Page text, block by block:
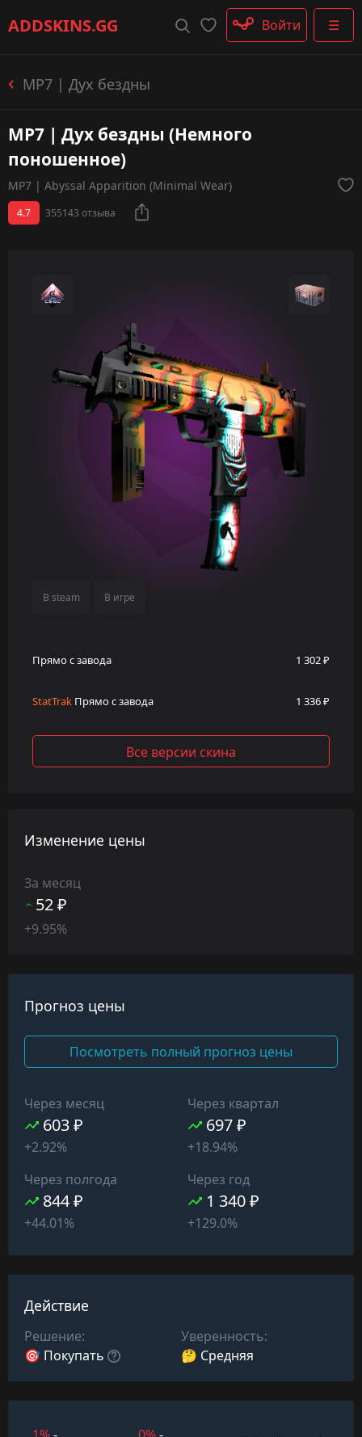
ADDSKINS.GG ☰
Пистолеты-пулемёты
Перчатки
Войти
MP7 | Дух бездны
MP7 | Дух бездны (Немного
поношенное)
MP7 | Abyssal Apparition (Minimal Wear)
4.7 355143 отзыва
В steam В игре
Прямо с завода 1 302 ₽
StatTrak Прямо с завода 1 336 ₽
Все версии скина
Изменение цены
За месяц
52 ₽
+9.95%
Прогноз цены
Посмотреть полный прогноз цены
Через месяц
603 ₽
+2.92%
Через квартал
697 ₽
+18.94%
Через полгода
844 ₽
+44.01%
Через год
1 340 ₽
+129.0%
Действие
Решение:
🎯 Покупать
Уверенность:
🤔 Средняя